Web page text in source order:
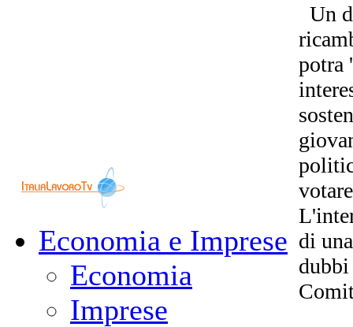
Economia e Imprese
Economia
Imprese
Un
potra
di